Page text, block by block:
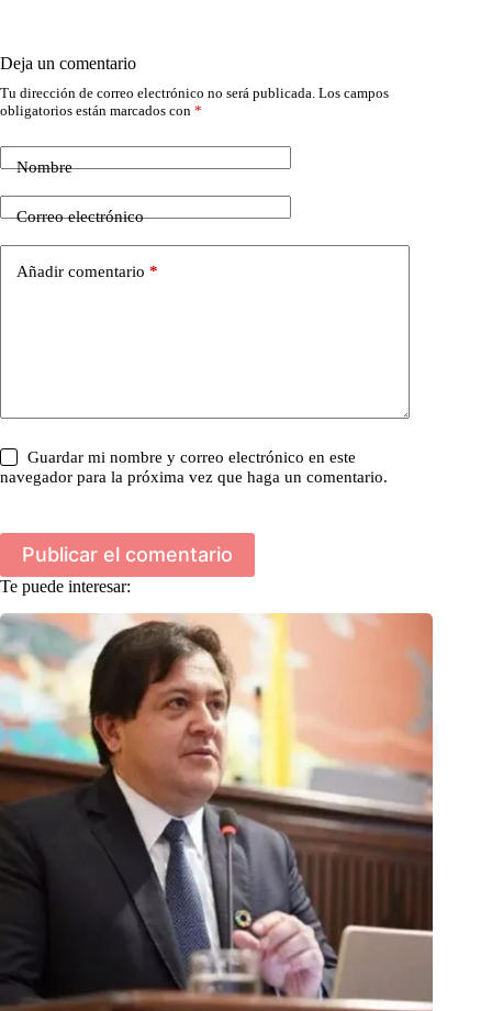
Deja un comentario
Tu dirección de correo electrónico no será publicada. Los campos
obligatorios están marcados con *
Nombre
Correo electrónico
Añadir comentario *
Guardar mi nombre y correo electrónico en este
navegador para la próxima vez que haga un comentario.
Publicar el comentario
Te puede interesar: